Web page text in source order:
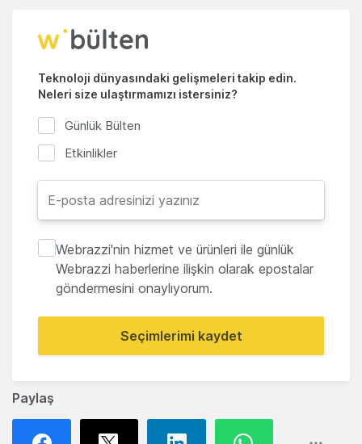
Paylaş
Teknoloji dünyasındaki gelişmeleri takip edin.
Neleri size ulaştırmamızı istersiniz?
Günlük Bülten
Etkinlikler
Webrazzi'nin hizmet ve ürünleri ile günlük
Webrazzi haberlerine ilişkin olarak epostalar
göndermesini onaylıyorum.
Seçimlerimi kaydet